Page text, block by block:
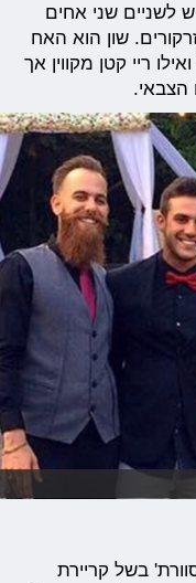
לשניים שני אחים
שון הוא האח
ריי קטן מקווין אך
הצבאי.
בשל קריירת